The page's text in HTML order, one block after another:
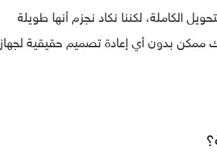
الكاملة، لكننا نكاد نجزم أنها طويلة
بدون أي إعادة تصميم حقيقية لجهاز